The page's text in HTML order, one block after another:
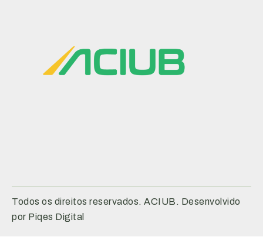
Todos os direitos reservados. ACIUB. Desenvolvido
por Piqes Digital